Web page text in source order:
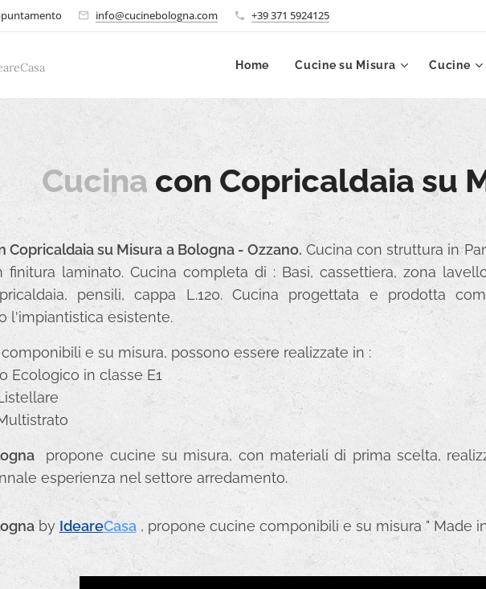
info@cucinebologna.com +39 371 5924125
Casa Home Cucine su Misura Cucine
Cucina con Copricaldaia su
Copricaldaia su Misura a Bologna - Ozzano. Cucina con struttura in
finitura laminato. Cucina completa di : Basi, cassettiera, zona
pensili, cappa L.120. Cucina progettata e prodotta
l'impiantistica esistente.
e su misura, possono essere realizzate in :
Ecologico in classe E1
propone cucine su misura, con materiali di prima scelta,
esperienza nel settore arredamento.
by IdeareCasa, propone cucine componibili e su misura " Made